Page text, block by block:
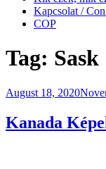
Kapcsolat /
COP
Tag: Sask
Posted
August 18, 2020
Kanada